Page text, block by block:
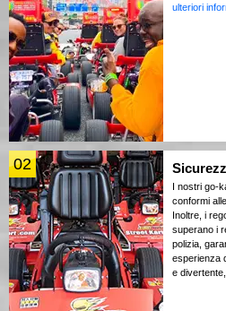
ulteriori
02
I nostri go-
conformi
Inoltre, i
superano i
polizia,
esperienza
e